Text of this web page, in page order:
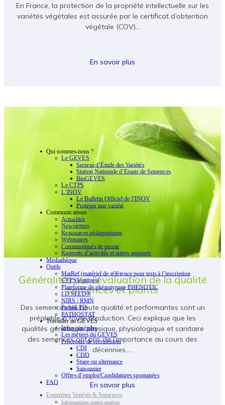
En France, la protection de la propriété intellectuelle sur les
variétés végétales est assurée par le certificat d’obtention
végétale (COV)…
En savoir plus
Généralités sur l'évaluation de la qualité
semences et plants
Des semences de haute qualité et performantes sont un
préalable à toute production. Ceci explique que les
qualités génétique, physique, physiologique et sanitaire
des semences ont pris de l’importance au cours des
décennies…..
En savoir plus
Qui sommes-nous ?
Le GEVES
Secteur d’Étude des Variétés
Station Nationale d’Essais de Semences
BioGEVES
Le CTPS
L’INOV
Le Bulletin Officiel de l’INOV
Protéger une variété
Communications
Actualités
Newsletters
Ressources pédagogiques
Webinaires
Communiqués de presse
Rapports d’activités et autres supports
Médiathèque
Outils
MatRef (matériel de référence pour tests à l’inscription
CTPS légumes)
Plateforme de phénotypage PHENOTIC
I.D.SEED®
NIRS / RMN
PathoLED
PATHOSTAT
Travailler au GEVES
Infos générales
Les métiers du GEVES
Processus de recrutement
CDI
CDD
Stage ou alternance
Saisonnier
Offres d’emploi/Candidatures spontanées
FAQ
Expertises Variétés & Semences
Informations toutes espèces